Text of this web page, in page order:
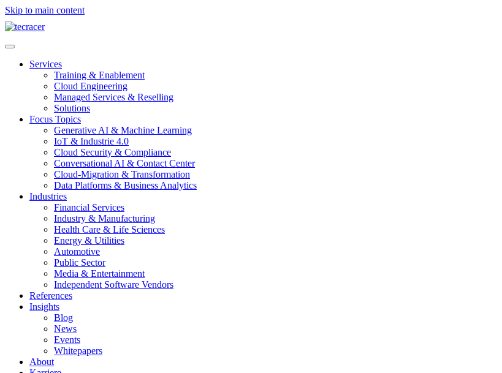
Skip to main content
Services
Training & Enablement
Cloud Engineering
Managed Services & Reselling
Solutions
Focus Topics
Generative AI & Machine Learning
IoT & Industrie 4.0
Cloud Security & Compliance
Conversational AI & Contact Center
Cloud-Migration & Transformation
Data Platforms & Business Analytics
Industries
Financial Services
Industry & Manufacturing
Health Care & Life Sciences
Energy & Utilities
Automotive
Public Sector
Media & Entertainment
Independent Software Vendors
References
Insights
Blog
News
Events
Whitepapers
About